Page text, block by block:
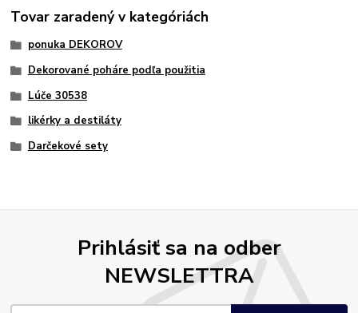
Tovar zaradený v kategóriách
ponuka DEKOROV
Dekorované poháre podľa použitia
Lúče 30538
likérky a destiláty
Darčekové sety
Prihlásiť sa na odber
NEWSLETTRA